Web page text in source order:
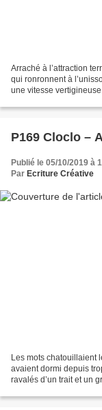
Arraché à l’attraction
qui ronronnent à
une vitesse
P169 Cloclo –
Publié le 05/10/2019 à
Par Ecriture Créative
Les mots chatouillaient
avaient dormi depuis
ravalés d’un trait et un